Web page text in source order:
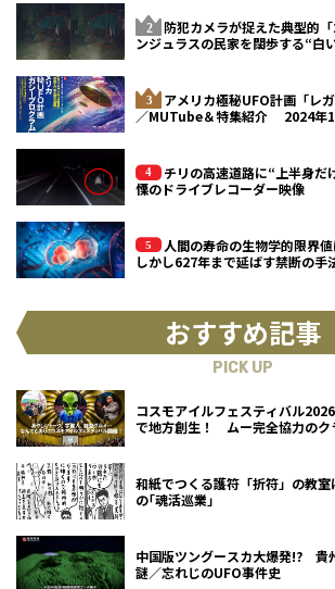
防犯カメラが捉えた典型的
ンジュラスの民家を闊歩する“白
アメリカ極秘UFO計画「レ
／MUTube＆特集紹介 2024年
チリの高速道路に“上半身だ
慄のドライブレコーダー映像
人間の寿命の生物学的限界
しかし627年まで延ばす禁断の手
おすすめ記事
PICK UP
コスモアイルフェスティバル
で地方創生！ ムー完全協力のク
和紙でつくる護符「折符」の教
の｢魂活巡業｣
中国版ツングースカ大爆発!? 貴
謎／忘れじのUFO事件史